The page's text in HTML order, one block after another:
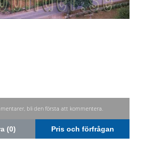
bli den första att kommentera.
(0) Pris och förfrågan